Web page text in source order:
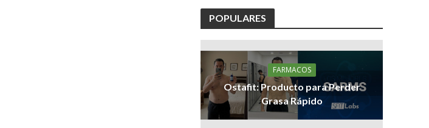
POPULARES
FARMACOS
Ostafit: Producto para Perder
Grasa Rápido